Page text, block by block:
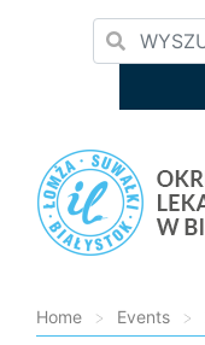
Home > Events >